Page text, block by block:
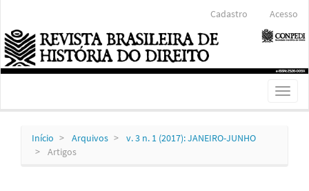
Conteúdo
principal
Barra
Lateral
Cadastro Acesso
Toggle
Início Arquivos
v. 3 n. 1 (2017): JANEIRO-JUNHO
Artigos